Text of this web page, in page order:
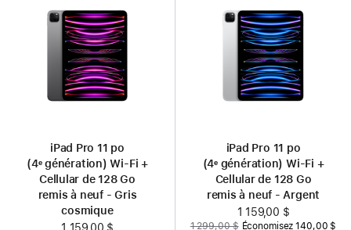
iPad Pro 11 po
(4ᵉ génération) Wi‑Fi +
Cellular de 128 Go
remis à neuf - Gris
cosmique
1 159,00 $
iPad Pro 11 po
(4ᵉ génération) Wi‑Fi +
Cellular de 128 Go
remis à neuf - Argent
Nouveau
1 159,00 $
Auparavant
1 299,00 $ Économisez 140,00 $